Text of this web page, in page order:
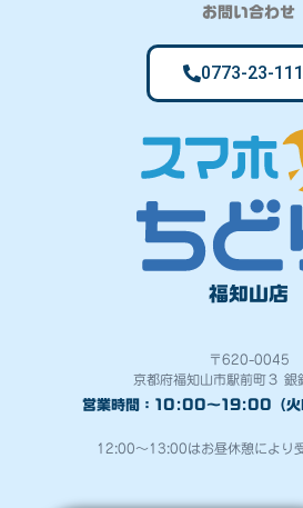
お問い合わせ
0773-23-
福知山店
〒620-0045
京都府福知山市駅前町３ 銀
営業時間：10:00～19:00（火
12:00～13:00はお昼休憩により